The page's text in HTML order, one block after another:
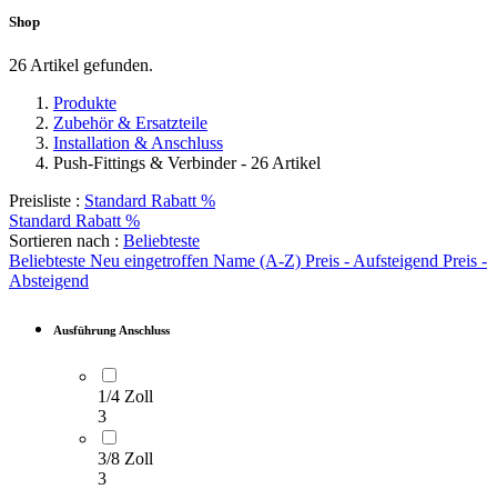
Push-Fittings &
Verbinder
Schläuche &
Anschlussleitungen
Adapter & Ventile
Abwasser & Siphon
Shop
26 Artikel gefunden.
Produkte
Zubehör & Ersatzteile
Installation & Anschluss
Push-Fittings & Verbinder- 26 Artikel
Preisliste : Standard Rabatt %
Standard Rabatt %
Sortieren nach : Beliebteste
Beliebteste Neu eingetroffen Name (A-Z) Preis - Aufsteigend Preis -
Absteigend
Ausführung Anschluss
1/4 Zoll
3
3/8 Zoll
3